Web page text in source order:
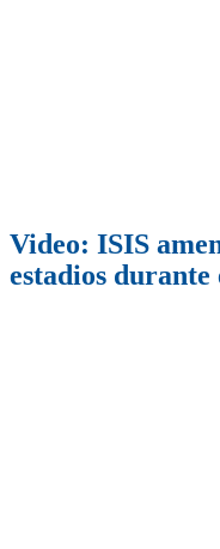
Video: ISIS
estadios